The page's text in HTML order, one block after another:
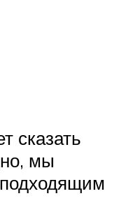
сказать
мы